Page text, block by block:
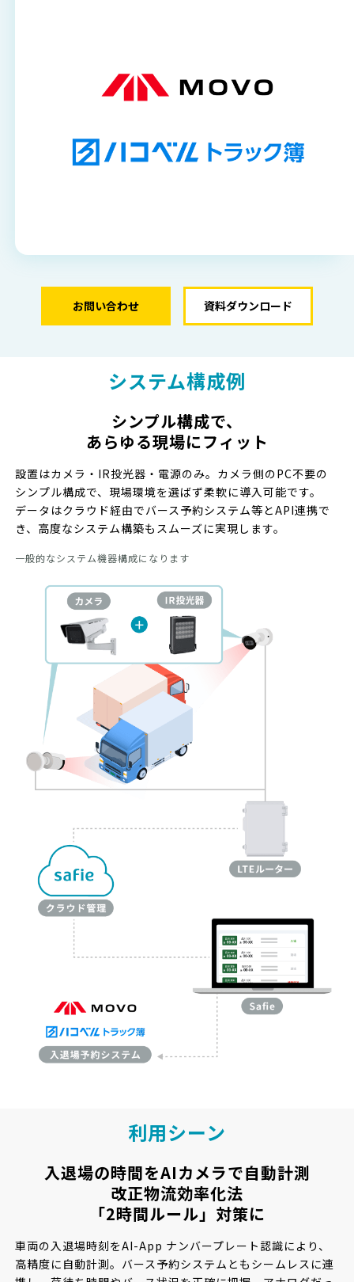
お問い合わせ 資料ダウンロード
システム構成例
シンプル構成で、
あらゆる現場にフィット
設置はカメラ・IR投光器・電源のみ。カメラ側のPC不要の
シンプル構成で、現場環境を選ばず柔軟に導入可能です。
データはクラウド経由でバース予約システム等とAPI連携で
き、高度なシステム構築もスムーズに実現します。
一般的なシステム機器構成になります
利用シーン
入退場の時間をAIカメラで自動計測
改正物流効率化法
「2時間ルール」対策に
車両の入退場時刻をAI-App ナンバープレート認識により、
高精度に自動計測。 バース予約システムともシームレスに連